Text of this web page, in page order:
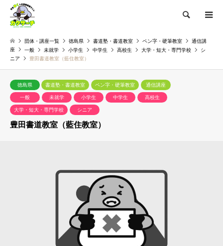
検索
団体・講座一覧 徳島県 書道塾・書道教室 ペン字・硬筆教室
通信講
座
一般 未就学 小学生 中学生 高校生 大学・短大・専門学校
シ
ニア
豊田書道教室（藍住教室）
徳島県 書道塾・書道教室 ペン字・硬筆教室
通信講座
一般
未就学 小学生 中学生
高校生
大学・短大・専門学校
シニア
豊田書道教室（藍住教室）